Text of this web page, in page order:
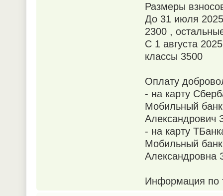
Размеры
До 31 июля
2300 ,
С 1 августа
классы 3500
Оплату
- на карту
Мобильный
Александрович
- на карту
Мобильный
Александровна
Информация по